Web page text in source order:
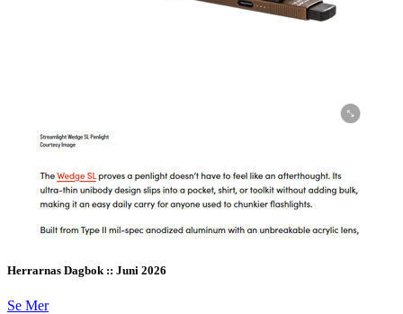
Herrarnas Dagbok :: Juni 2026
Se Mer